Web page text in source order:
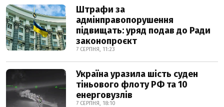
Штрафи за
адмінправопорушення
підвищать: уряд подав до Ради
законопроєкт
7 СЕРПНЯ, 11:23
Україна уразила шість суден
тіньового флоту РФ та 10
енерговузлів
7 СЕРПНЯ, 18:10